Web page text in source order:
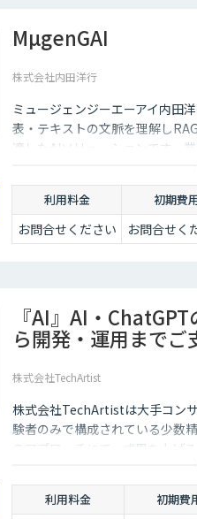
MµgenGAI
株式会社内田洋行
ミュージェンジーエーアイ内田
表・テキストの文脈を理解し
適したAIソリューションです。
利用料金 初期費
お問合せください お問合せく
『AI』AI・
ら開発・運用までご
株式会社TechArtist
株式会社TechArtistは大手コン
験者のみで構成されている少数
のアプローチにて、成果を上げ
利用料金 初期費